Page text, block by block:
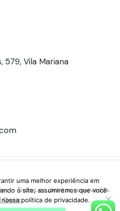
579, Vila Mariana
– Todos os direitos reservados.
Genic
uma melhor experiência em
o site, assumiremos que você
política de privacidade.